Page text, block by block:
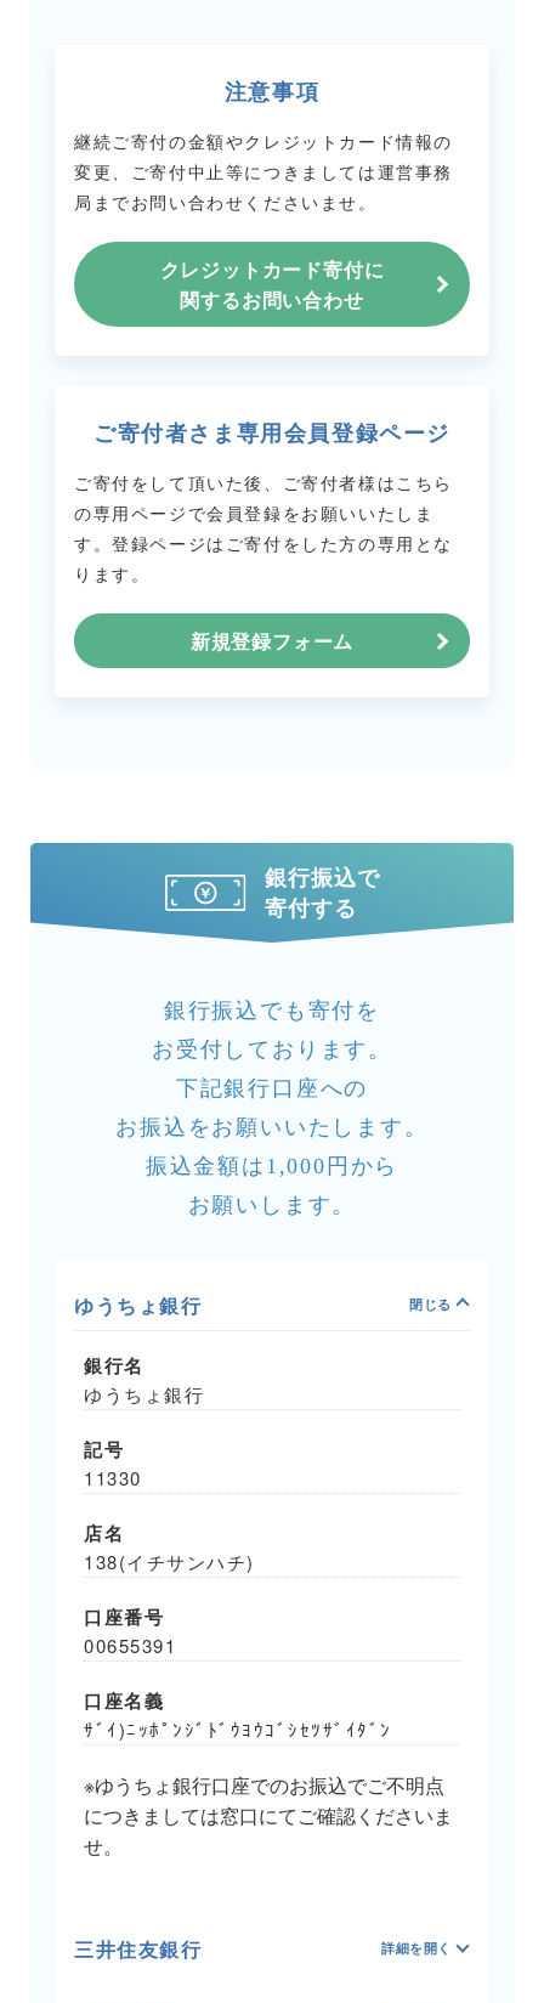
注意事項
継続ご寄付の金額やクレジットカード情報の
変更、ご寄付中止等につきましては運営事務
局までお問い合わせくださいませ。
クレジットカード寄付に
関するお問い合わせ
ご寄付者さま専用会員登録ページ
ご寄付をして頂いた後、ご寄付者様はこちら
の専用ページで会員登録をお願いいたしま
す。登録ページはご寄付をした方の専用とな
ります。
新規登録フォーム
銀行振込で
寄付する
銀行振込でも寄付を
お受付しております。
下記銀行口座への
お振込をお願いいたします。
振込金額は1,000円から
お願いします。
ゆうちょ銀行
銀行名
ゆうちょ銀行
記号
11330
店名
138(イチサンハチ)
口座番号
00655391
口座名義
ｻﾞｲ)ﾆｯﾎﾟﾝｼﾞﾄﾞｳﾖｳｺﾞｼｾﾂｻﾞｲﾀﾞﾝ
※ゆうちょ銀行口座でのお振込でご不明点
につきましては窓口にてご確認くださいま
せ。
三井住友銀行